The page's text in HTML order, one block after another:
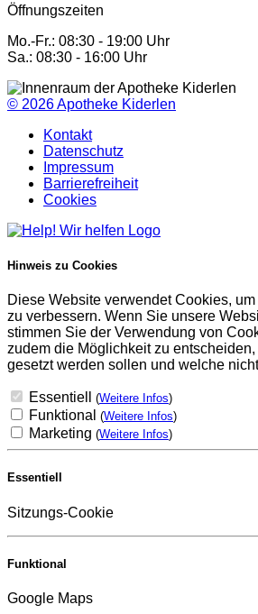
Öffnungszeiten
Mo.-Fr.: 08:30 - 19:00 Uhr
Sa.: 08:30 - 16:00 Uhr
© 2026Apotheke Kiderlen
Kontakt
Datenschutz
Impressum
Barrierefreiheit
Cookies
Hinweis zu Cookies
Diese Website verwendet Cookies,
zu verbessern. Wenn Sie unsere
stimmen Sie der Verwendung von
zudem die Möglichkeit zu
gesetzt werden sollen und welche
Essentiell (Weitere Infos)
Funktional (Weitere Infos)
Marketing (Weitere Infos)
Essentiell
Sitzungs-Cookie
Funktional
Google Maps